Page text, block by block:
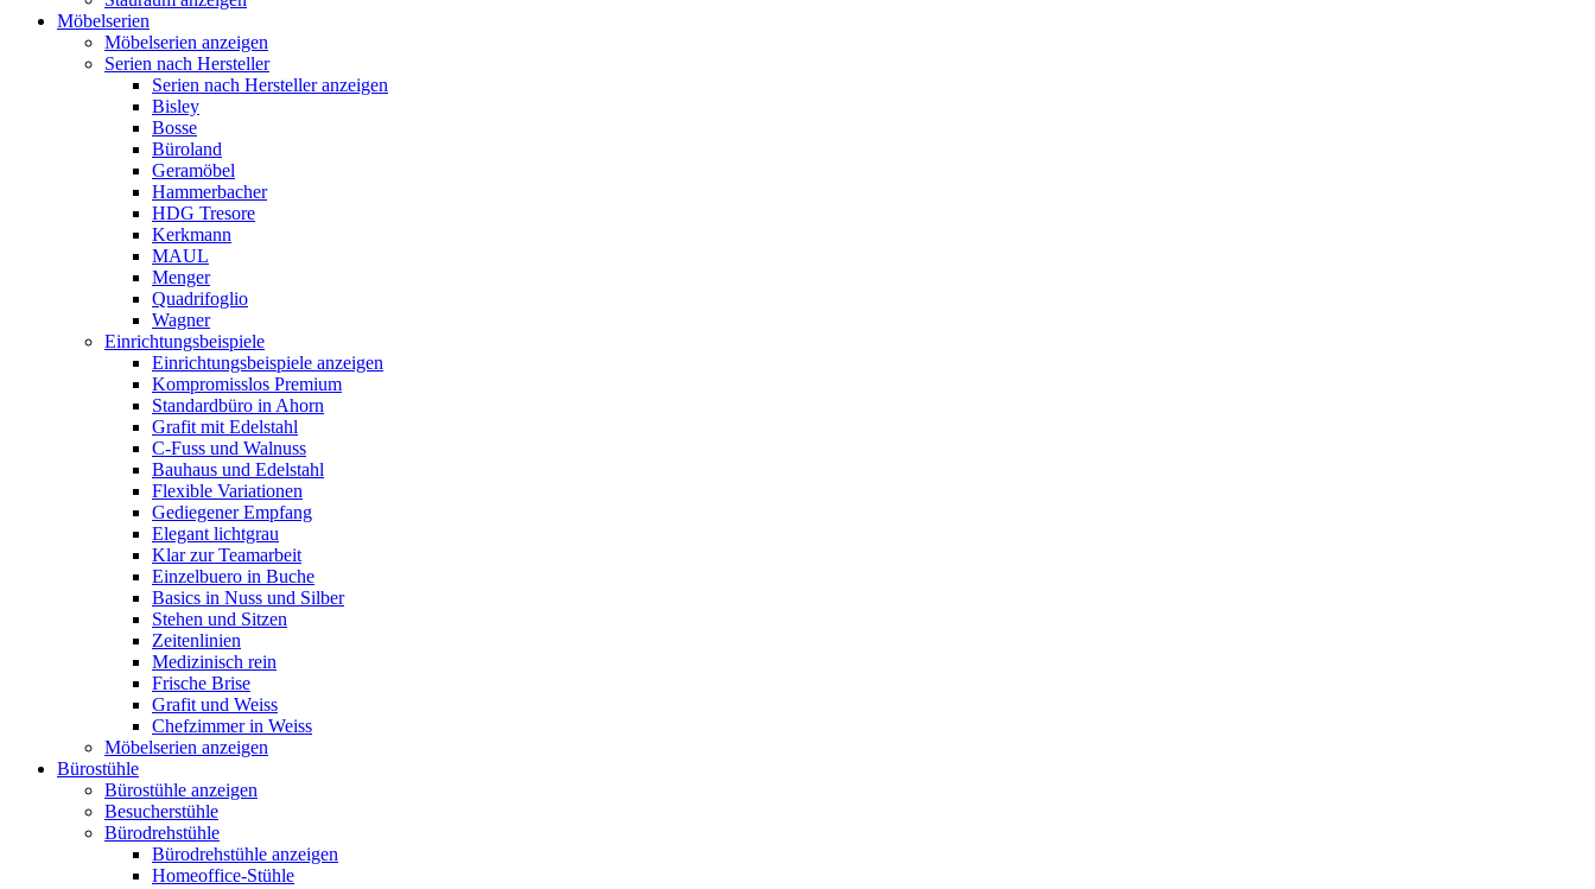
Möbelserien
Möbelserien anzeigen
Serien nach Hersteller
Serien nach Hersteller anzeigen
Bisley
Bosse
Büroland
Geramöbel
Hammerbacher
HDG Tresore
Kerkmann
MAUL
Menger
Quadrifoglio
Wagner
Einrichtungsbeispiele
Einrichtungsbeispiele anzeigen
Kompromisslos Premium
Standardbüro in Ahorn
Grafit mit Edelstahl
C-Fuss und Walnuss
Bauhaus und Edelstahl
Flexible Variationen
Gediegener Empfang
Elegant lichtgrau
Klar zur Teamarbeit
Einzelbuero in Buche
Basics in Nuss und Silber
Stehen und Sitzen
Zeitenlinien
Medizinisch rein
Frische Brise
Grafit und Weiss
Chefzimmer in Weiss
Möbelserien anzeigen
Bürostühle
Bürostühle anzeigen
Besucherstühle
Bürodrehstühle
Bürodrehstühle anzeigen
Homeoffice-Stühle